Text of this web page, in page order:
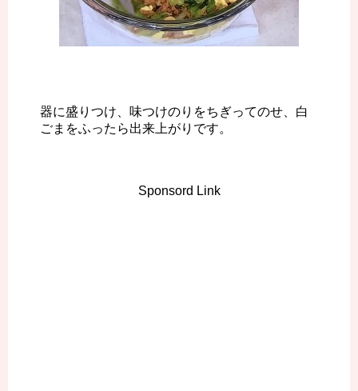
器に盛りつけ、味つけのりをちぎってのせ、白
ごまをふったら出来上がりです。
Sponsord Link